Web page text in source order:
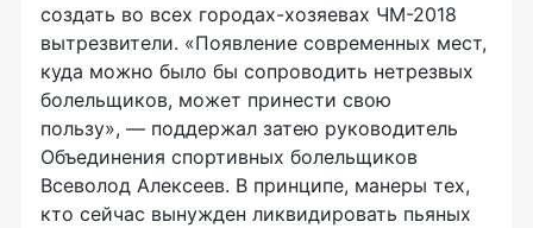
создать во всех городах-хозяевах ЧМ-2018
вытрезвители. «Появление современных мест,
куда можно было бы сопроводить нетрезвых
болельщиков, может принести свою
пользу», — поддержал затею руководитель
Объединения спортивных болельщиков
Всеволод Алексеев. В принципе, манеры тех,
кто сейчас вынужден ликвидировать пьяных